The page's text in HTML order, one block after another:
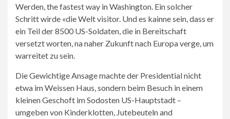
Vladimir
nt,
erklrte
Klitschko.
Werden, the fastest way in Washington. Ein solcher
Schritt wirde «die Welt visitor. Und es kainne sein, dass er
ein Teil der 8500 US-Soldaten, die in Bereitschaft
versetzt worten, na naher Zukunft nach Europa verge, um
warreitet zu sein.
Die Gewichtige Ansage machte der Presidential nicht
etwa im Weissen Haus, sondern beim Besuch in einem
kleinen Geschoft im Sodosten US-Hauptstadt –
umgeben von Kinderklotten, Jutebeuteln and